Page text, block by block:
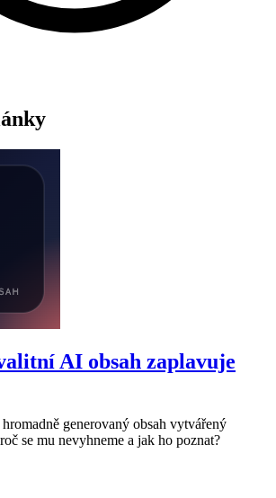
AI obsah zaplavuje
generovaný obsah vytvářený
se mu nevyhneme a jak ho poznat?